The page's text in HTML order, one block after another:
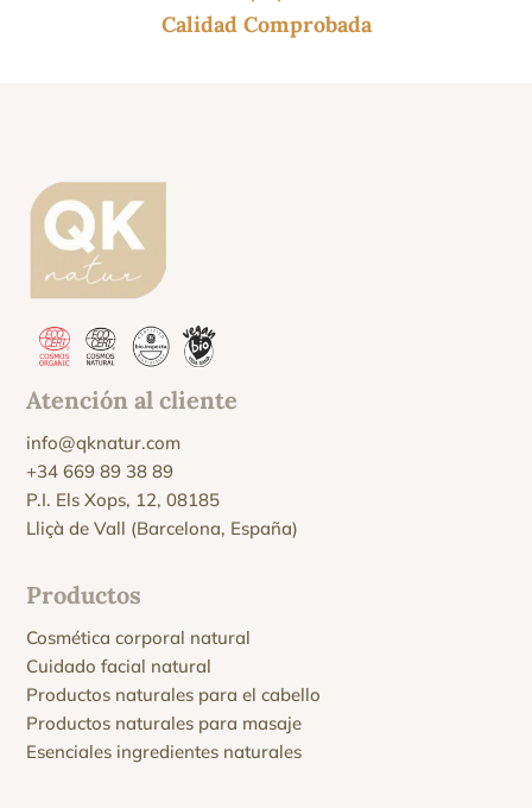
Calidad Comprobada
Atención al cliente
info@qknatur.com
+34 669 89 38 89
P.I. Els Xops, 12, 08185
Lliçà de Vall (Barcelona, España)
Productos
Cosmética corporal natural
Cuidado facial natural
Productos naturales para el cabello
Productos naturales para masaje
Esenciales ingredientes naturales